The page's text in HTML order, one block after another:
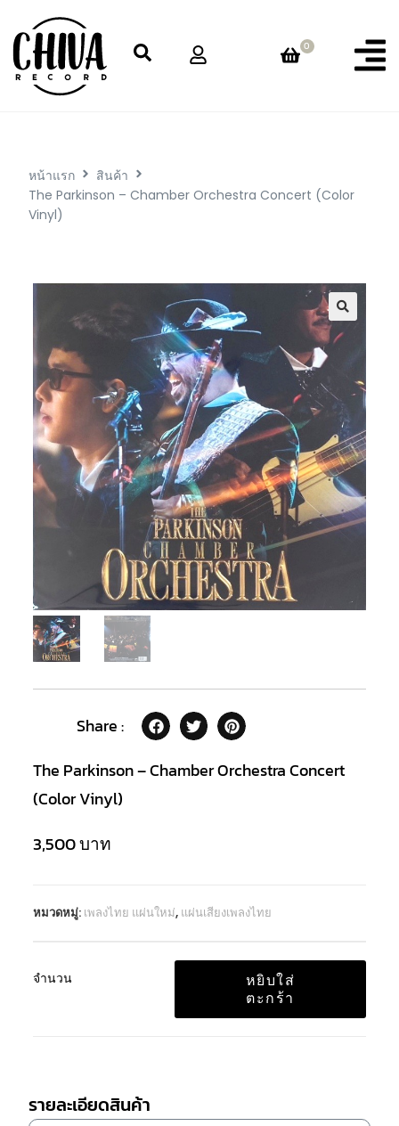
0
หน้าแรก
สินค้า
The Parkinson – Chamber Orchestra Concert (Color
Vinyl)
Share :
The Parkinson – Chamber Orchestra Concert
(Color Vinyl)
3,500บาท
หมวดหมู่: เพลงไทย แผ่นใหม่, แผ่นเสียงเพลงไทย
จำนวน
หยิบใส่
ตะกร้า
รายละเอียดสินค้า